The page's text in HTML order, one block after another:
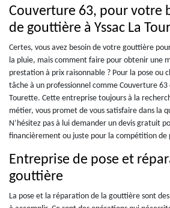
Couverture 63, pour votre
de gouttière à Yssac La
Certes, vous avez besoin de votre gouttière
la pluie, mais comment faire pour obtenir une
prestation à prix raisonnable ? Pour la pose ou
tâche à un professionnel comme Couverture 63
Tourette. Cette entreprise toujours à la
métier, vous promet de vous satisfaire dans la
N’hésitez pas à lui demander un devis gratuit
financièrement ou juste pour la compétition de
Entreprise de pose et
gouttière
La pose et la réparation de la gouttière sont